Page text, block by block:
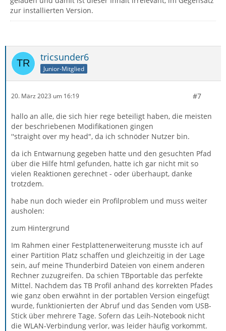
zur installierten Version.
tricsunder6
Junior-Mitglied
20. März 2023 um 16:19 #7
hallo an alle, die sich hier rege beteiligt haben, die meisten
der beschriebenen Modifikationen gingen
''straight over my head", da ich schnöder Nutzer bin.
da ich Entwarnung gegeben hatte und den gesuchten Pfad
über die Hilfe html gefunden, hatte ich gar nicht mit so
vielen Reaktionen gerechnet - oder überhaupt, danke
trotzdem.
habe nun doch wieder ein Profilproblem und muss weiter
ausholen:
zum Hintergrund
Im Rahmen einer Festplattenerweiterung musste ich auf
einer Partition Platz schaffen und gleichzeitig in der Lage
sein, auf meine Thunderbird Dateien von einem anderen
Rechner zuzugreifen. Da schien TBportable das perfekte
Mittel. Nachdem das TB Profil anhand des korrekten Pfades
wie ganz oben erwähnt in der portablen Version eingefügt
wurde, funktionierten der Abruf und das Senden vom USB-
Stick über mehrere Tage. Sofern das Leih-Notebook nicht
die WLAN-Verbindung verlor, was leider häufig vorkommt.